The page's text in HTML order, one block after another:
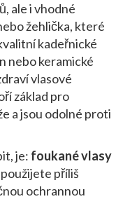
, ale i vhodné
žehlička, které
kadeřnické
nebo keramické
vlasové
základ pro
a jsou odolné proti
je: foukané vlasy
příliš
ochrannou